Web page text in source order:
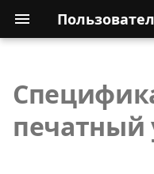
печатный